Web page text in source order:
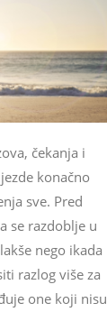
čekanja i
konačno
sve. Pred
se razdoblje u
nego ikada
razlog više za
one koji nisu